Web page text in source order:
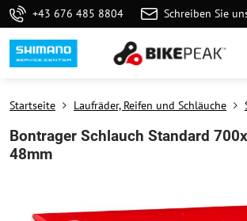
+43 676 485 8804 Schreiben Sie
Startseite Laufräder, Reifen und Schläuche
Bontrager Schlauch Standard
48mm